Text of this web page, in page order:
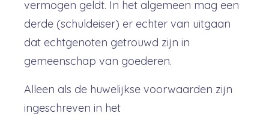
vermogen geldt. In het algemeen mag een
derde (schuldeiser) er echter van uitgaan
dat echtgenoten getrouwd zijn in
gemeenschap van goederen.
Alleen als de huwelijkse voorwaarden zijn
ingeschreven in het